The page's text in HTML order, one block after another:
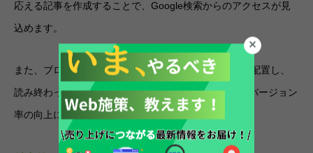
応える記事を作成することで、Google検索からのアクセスが見
込めます。
また、ブログ記事には予約ボタンやLINEリンクなどを配置し、
読み終わった後に行動を促す設計をしておくと、コンバージョン
率の向上にもつながります。